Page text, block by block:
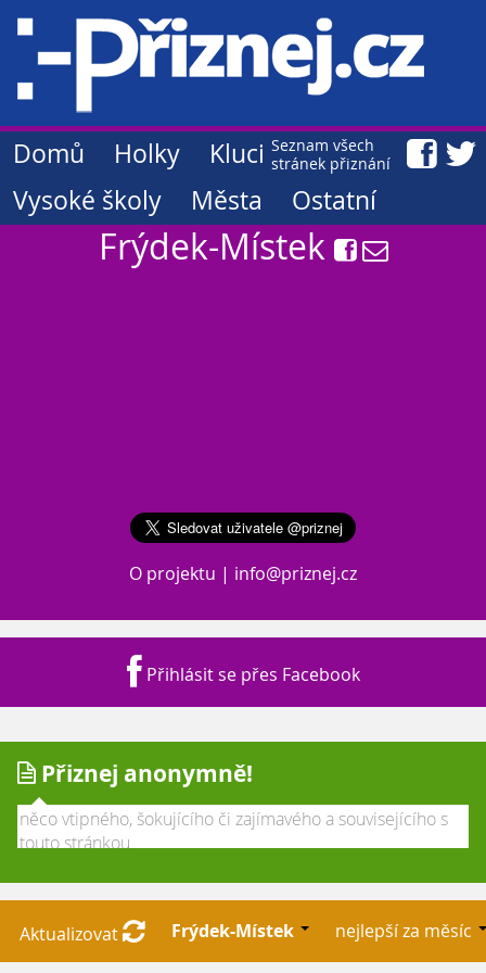
Seznam všech
stránek přiznání
Domů Holky
Kluci
Vysoké školy
Města Ostatní
Frýdek-Místek
O projektu | info@priznej.cz
Přihlásit se přes Facebook
Přiznej anonymně!
Aktualizovat Frýdek-Místek nejlepší za měsíc